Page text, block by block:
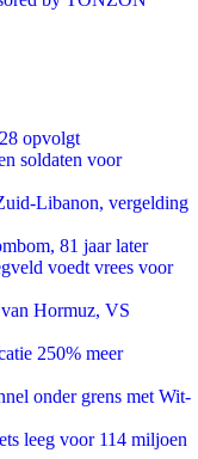
opvolgt
soldaten voor
Libanon, vergelding
81 jaar later
voedt vrees voor
Hormuz, VS
250% meer
onder grens met Wit-
leeg voor 114 miljoen